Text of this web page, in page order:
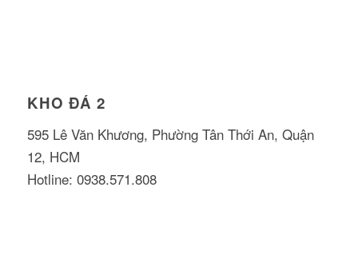
KHO ĐÁ 2
595 Lê Văn Khương, Phường Tân Thới An, Quận
12, HCM
Hotline: 0938.571.808